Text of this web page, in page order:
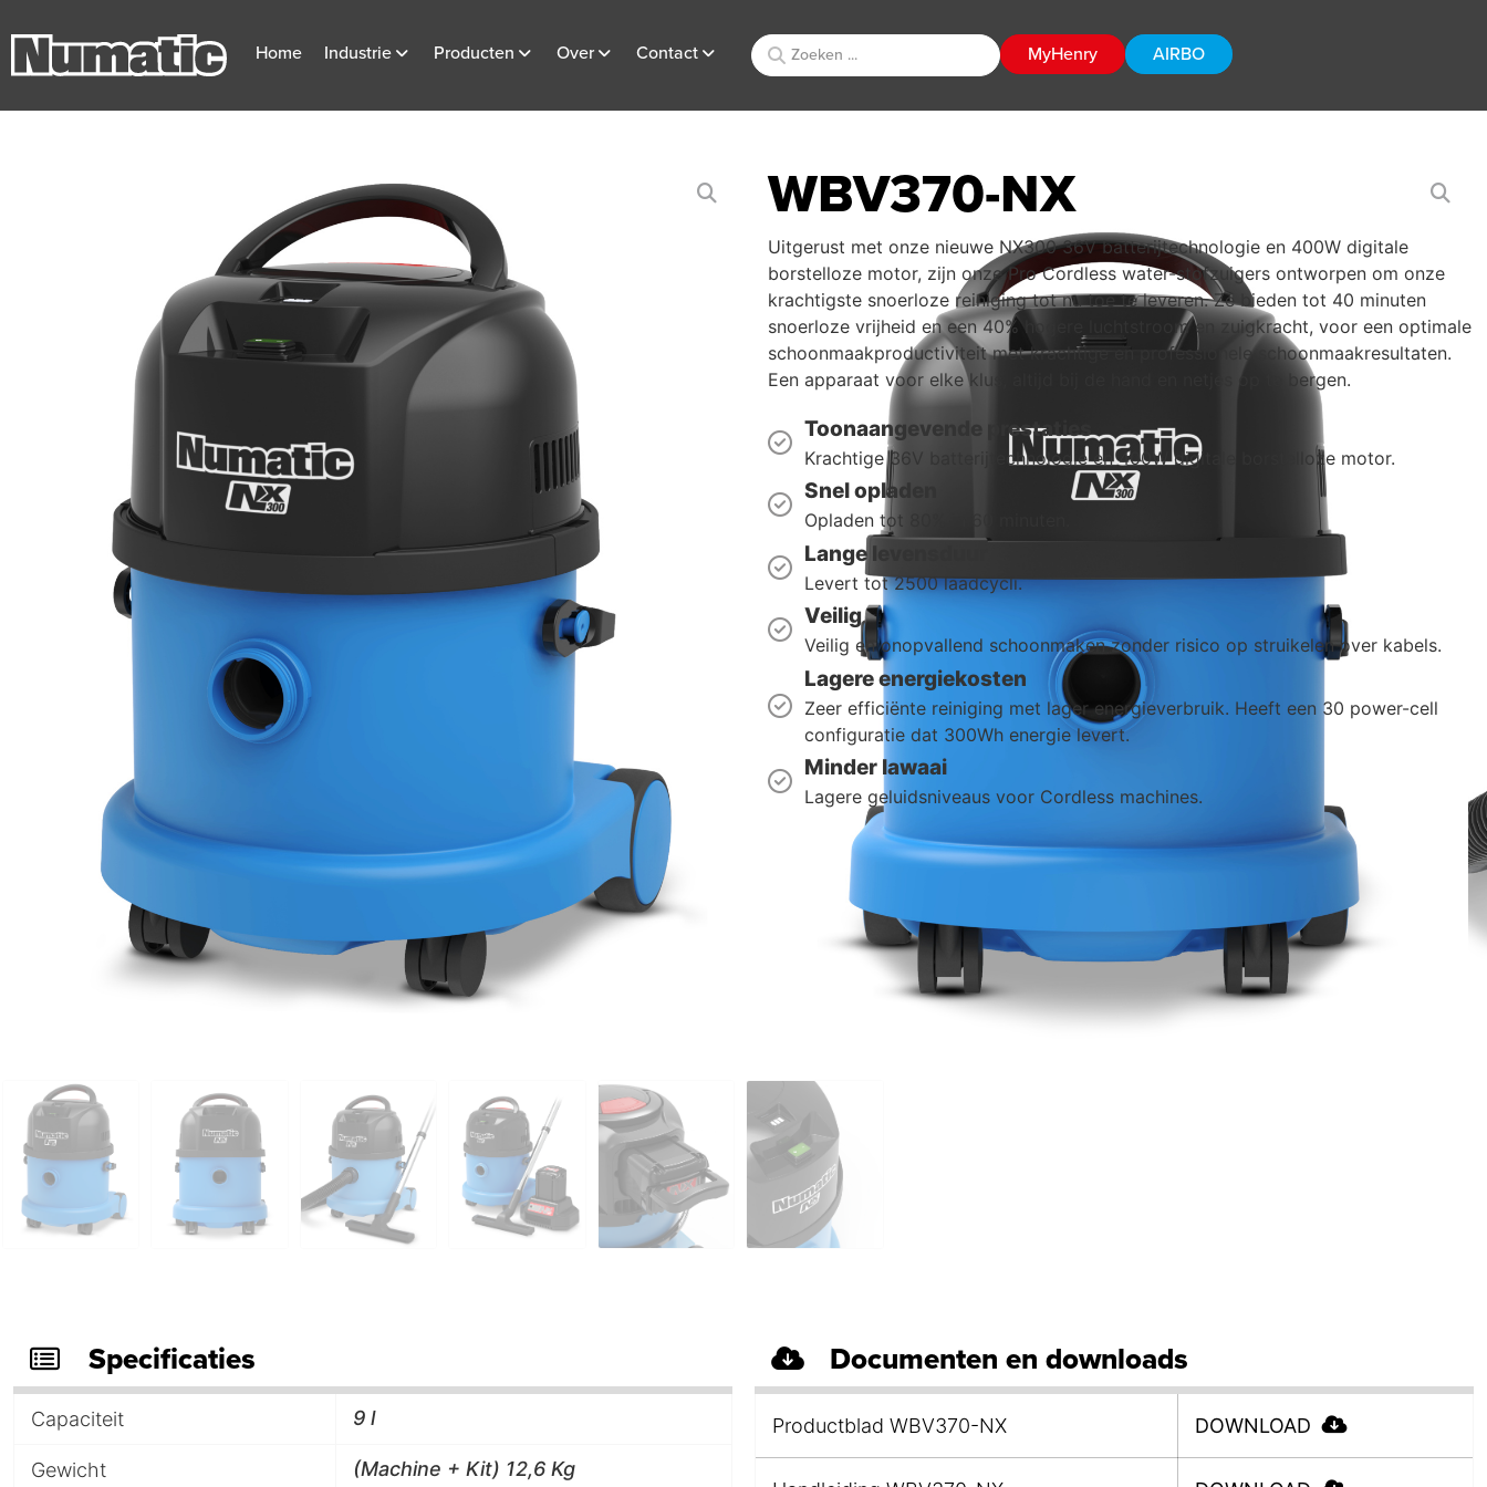
Home Industrie Producten Over Contact MyHenry AIRBO
WBV370-NX
Uitgerust met onze nieuwe NX300 36V batterijtechnologie en 400W digitale
borstelloze motor, zijn onze Pro Cordless water-stofzuigers ontworpen om onze
krachtigste snoerloze reiniging tot nu toe te leveren. Ze bieden tot 40 minuten
snoerloze vrijheid en een 40% hogere luchtstroom en zuigkracht, voor een optimale
schoonmaakproductiviteit met krachtige en professionele schoonmaakresultaten.
Een apparaat voor elke klus, altijd bij de hand en netjes op te bergen.
Toonaangevende prestaties
Krachtige 36V batterijtechnologie en 400W digitale borstelloze motor.
Snel opladen
Opladen tot 80% in 60 minuten.
Lange levensduur
Levert tot 2500 laadcycli.
Veilig
Veilig en onopvallend schoonmaken zonder risico op struikelen over kabels.
Lagere energiekosten
Zeer efficiënte reiniging met lager energieverbruik. Heeft een 30 power-cell
configuratie dat 300Wh energie levert.
Minder lawaai
Lagere geluidsniveaus voor Cordless machines.
Specificaties
Capaciteit 9 l
Gewicht (Machine + Kit) 12,6 Kg
Documenten en downloads
Productblad WBV370-NX DOWNLOAD